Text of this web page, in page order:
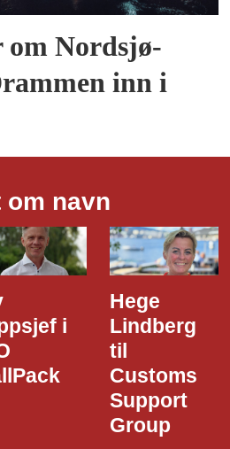
om Nordsjø-
inn i
om navn
Dette er
den nye
i Narvik
Havn